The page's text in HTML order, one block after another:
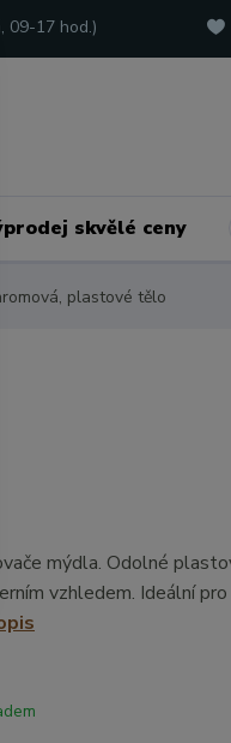
09-17 hod.)
skvělé ceny
plastové tělo
mýdla. Odolné
vzhledem. Ideální